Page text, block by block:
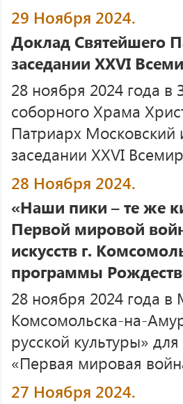
29 Ноября 2024.
Доклад Святейшего
заседании XXVI
28 ноября 2024 года
соборного Храма
Патриарх Московский
заседании XXVI
28 Ноября 2024.
«Наши пики – те же
Первой мировой
искусств г.
программы
28 ноября 2024 года в
Комсомольска-на-
русской культуры»
«Первая мировая
27 Ноября 2024.